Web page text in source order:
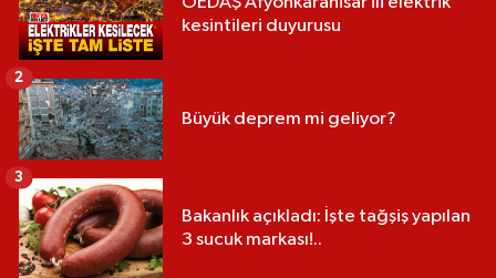
kesintileri duyurusu
Büyük deprem mi geliyor?
2
Bakanlık açıkladı: İşte tağşiş yapılan
3 sucuk markası!..
3